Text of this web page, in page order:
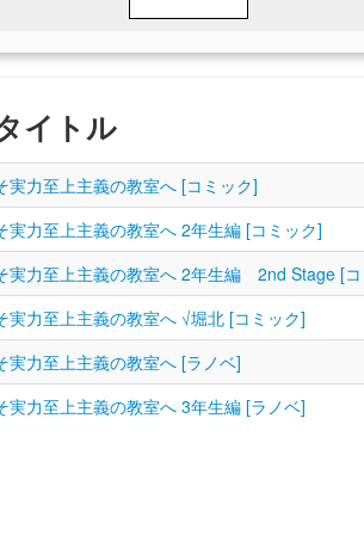
イトル
実力至上主義の教室へ [コミック]
実力至上主義の教室へ 2年生編 [コミック]
実力至上主義の教室へ 2年生編 2nd Stage [
実力至上主義の教室へ √堀北 [コミック]
実力至上主義の教室へ [ラノベ]
実力至上主義の教室へ 3年生編 [ラノベ]